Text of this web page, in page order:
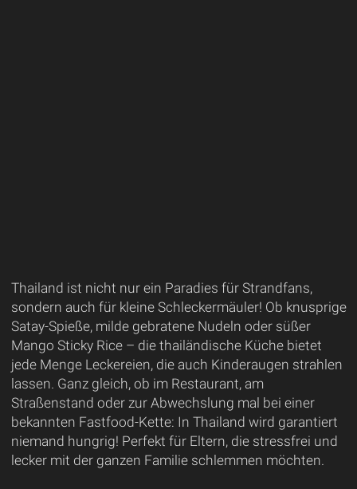
Thailand ist nicht nur ein Paradies für Strandfans,
sondern auch für kleine Schleckermäuler! Ob knusprige
Satay-Spieße, milde gebratene Nudeln oder süßer
Mango Sticky Rice – die thailändische Küche bietet
jede Menge Leckereien, die auch Kinderaugen strahlen
lassen. Ganz gleich, ob im Restaurant, am
Straßenstand oder zur Abwechslung mal bei einer
bekannten Fastfood-Kette: In Thailand wird garantiert
niemand hungrig! Perfekt für Eltern, die stressfrei und
lecker mit der ganzen Familie schlemmen möchten.